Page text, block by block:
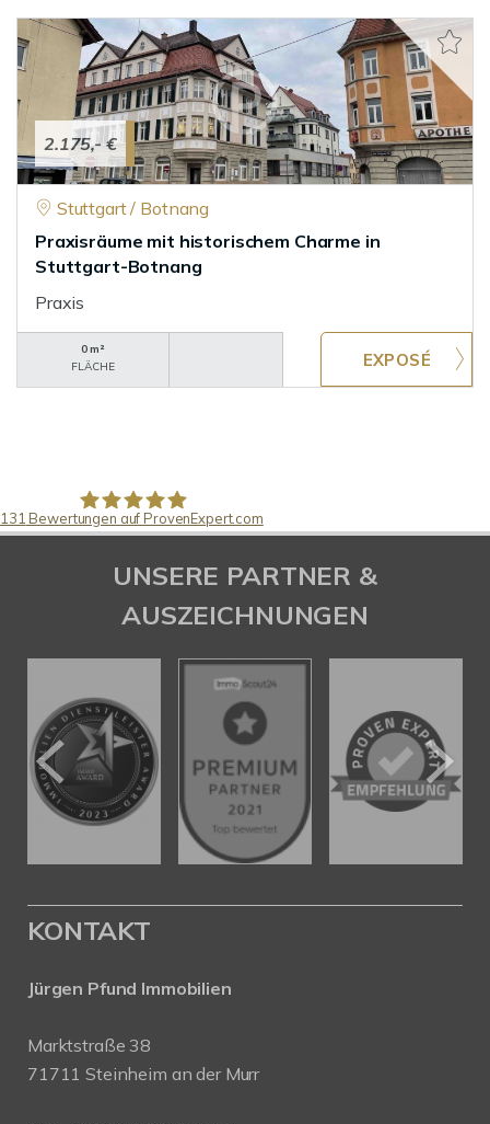
2.175,- €
Stuttgart / Botnang
Praxisräume mit historischem Charme in
Stuttgart-Botnang
Praxis
0 m²
FLÄCHE
Pfund Immobilien
131 Bewertungen auf ProvenExpert.com
UNSERE PARTNER &
AUSZEICHNUNGEN
KONTAKT
Jürgen Pfund Immobilien
Marktstraße 38
71711 Steinheim an der Murr